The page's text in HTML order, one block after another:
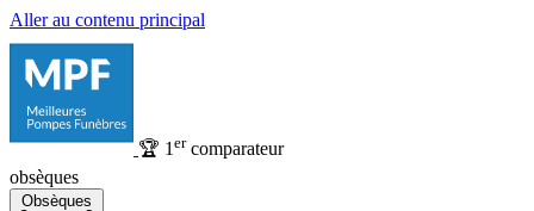
Aller au contenu principal
🏆 1 ercomparateur
obsèques
Obsèques